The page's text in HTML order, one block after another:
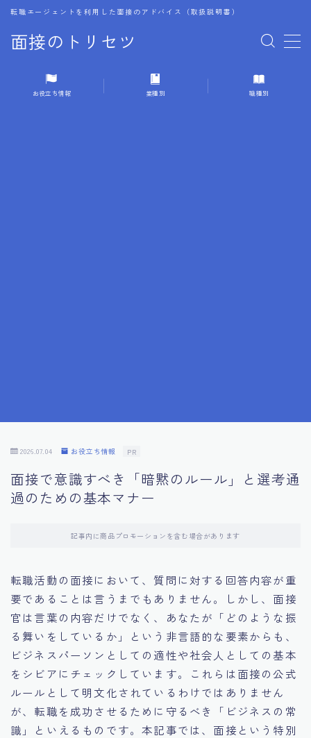
面接のトリセツ
転職エージェントを利用した面接のアドバイス（取扱説明書）
MENU
1.成功する面接戦略
10.フィードバックを活用する方法
11.オンライン面接の成功への鍵
14.キャリアアップのための面接戦略
15.職場適応力をアピールする方法
16.エージェントと良好な関係を築く方法
17.面接でブランクを効果的に伝える方法
お役立ち情報 業種別 職種別
2026.07.04 お役立ち情報 PR
面接で意識すべき「暗黙のルール」と選考通
過のための基本マナー
記事内に商品プロモーションを含む場合があります
転職活動の面接において、質問に対する回答内容が重
要であることは言うまでもありません。しかし、面接
官は言葉の内容だけでなく、あなたが「どのような振
る舞いをしているか」という非言語的な要素からも、
ビジネスパーソンとしての適性や社会人としての基本
をシビアにチェックしています。これらは面接の公式
ルールとして明文化されているわけではありません
が、転職を成功させるために守るべき「ビジネスの常
識」といえるものです。本記事では、面接という特別